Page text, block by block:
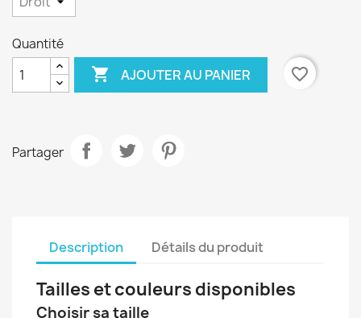
Quantité
 AJOUTER AU PANIER favorite_border
Partager
Description Détails du produit
Tailles et couleurs disponibles
Choisir sa taille